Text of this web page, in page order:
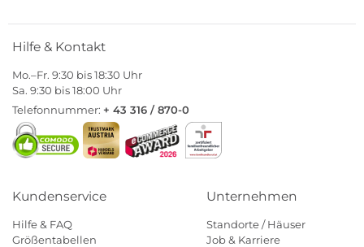
Hilfe & Kontakt
Mo.–Fr. 9:30 bis 18:30 Uhr
Sa. 9:30 bis 18:00 Uhr
Telefonnummer: + 43 316 / 870-0
Kundenservice
Hilfe & FAQ
Größentabellen
Unternehmen
Standorte / Häuser
Job & Karriere